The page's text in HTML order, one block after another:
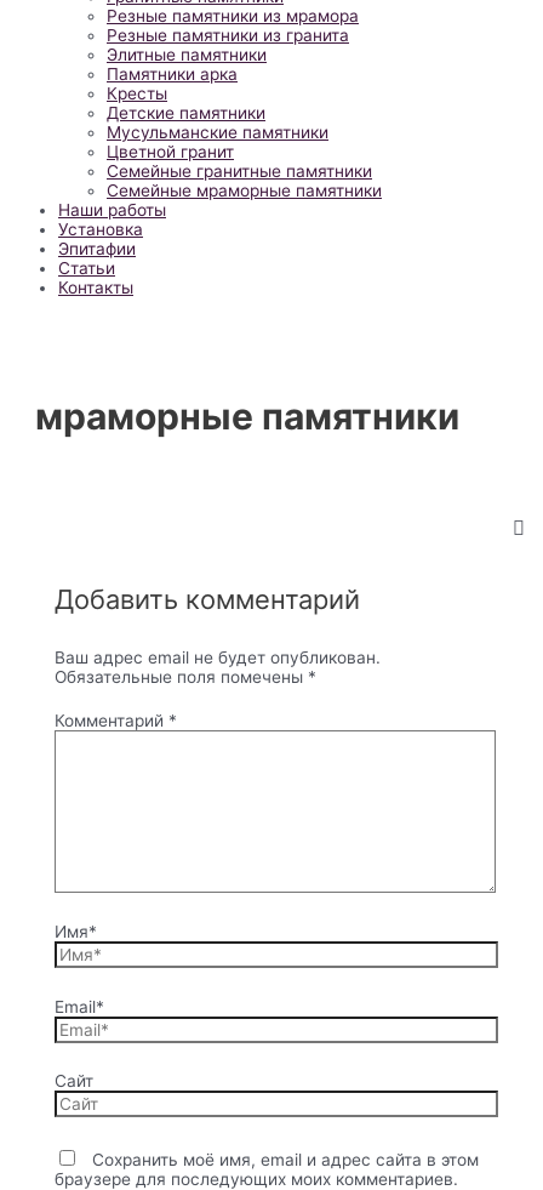
Резные памятники из мрамора
Резные памятники из гранита
Элитные памятники
Памятники арка
Кресты
Детские памятники
Мусульманские памятники
Цветной гранит
Семейные гранитные памятники
Семейные мраморные памятники
Наши работы
Установка
Эпитафии
Статьи
Контакты
мраморные памятники
Добавить комментарий
Ваш адрес email не будет опубликован.
Обязательные поля помечены *
Комментарий *
Имя*
Email*
Сайт
Сохранить моё имя, email и адрес сайта в этом
браузере для последующих моих комментариев.